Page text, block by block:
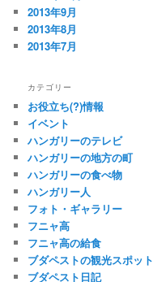
2013年9月
2013年8月
2013年7月
カテゴリー
お役立ち(?)情報
イベント
ハンガリーのテレビ
ハンガリーの地方の町
ハンガリーの食べ物
ハンガリー人
フォト・ギャラリー
フニャ高
フニャ高の給食
ブダペストの観光スポット
ブダペスト日記